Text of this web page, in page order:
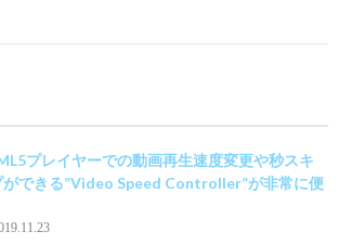
プレイヤーでの動画再生速度変更や秒スキ
ができる”Video Speed Controller”が非常に便